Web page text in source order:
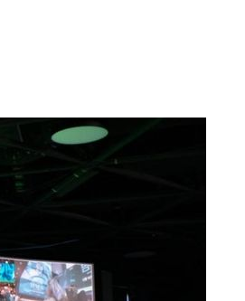
1
"삼성·SK보다 싸게 달라"…
3